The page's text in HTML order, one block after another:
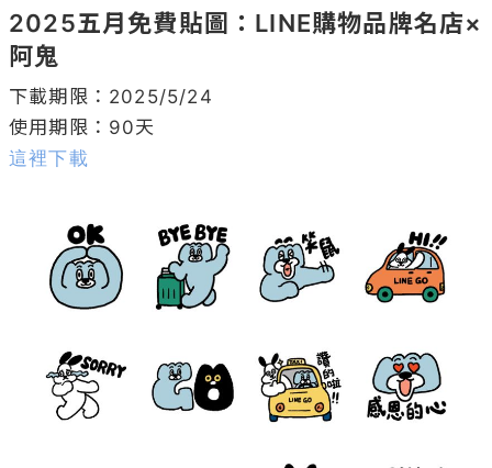
2025五月免費貼圖：LINE購物品牌名店×
阿鬼
下載期限：2025/5/24
這裡下載